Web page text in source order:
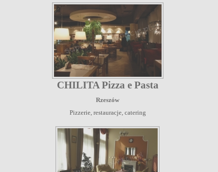
CHILITA Pizza e Pasta
Rzeszów
Pizzerie, restauracje, catering